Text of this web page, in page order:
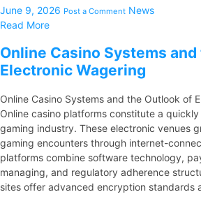
June 9, 2026 Post a Comment News
Read More
Online Casino Systems
Electronic Wagering
Online Casino Systems and the Outlook of
Online casino platforms constitute a
gaming industry. These electronic venues
gaming encounters through internet-
platforms combine software technology,
managing, and regulatory adherence
sites offer advanced encryption standards